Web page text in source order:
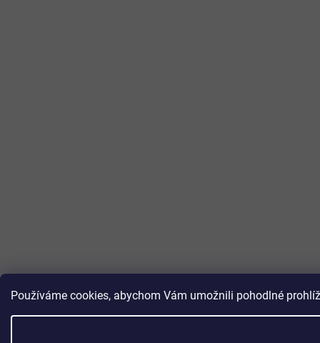
Používáme cookies, abychom Vám umožnili pohodlné